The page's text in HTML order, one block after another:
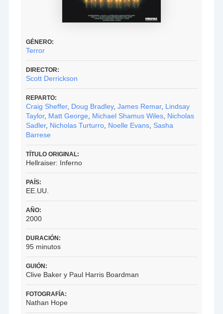
GÉNERO:
Terror
DIRECTOR:
Scott Derrickson
REPARTO:
Craig Sheffer, Doug Bradley,James Remar, Lindsay
Taylor, Matt George Michael Shamus Wiles Nicholas
Sadler, Nicholas Turturro Noelle Evans Sasha
Barrese
TÍTULO ORIGINAL:
Hellraiser: Inferno
PAÍS:
EE.UU.
AÑO:
2000
DURACIÓN:
95 minutos
GUIÓN:
Clive Baker y Paul Harris Boardman
FOTOGRAFÍA:
Nathan Hope